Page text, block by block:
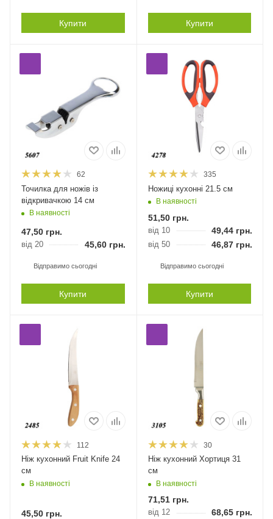
Купити Купити
62
Точилка для ножів із
відкривачкою 14 см
В наявності
47,50 грн.
від 20 45,60 грн.
Відправимо сьогодні
Купити
335
Ножиці кухонні 21.5 см
В наявності
51,50грн.
від 10 49,44грн.
від 50 46,87грн.
Відправимо сьогодні
Купити
112
Ніж кухонний Fruit Knife 24
см
В наявності
45,50 грн.
30
Ніж кухонний Хортиця 31
см
В наявності
71,51грн.
від 12 68,65грн.